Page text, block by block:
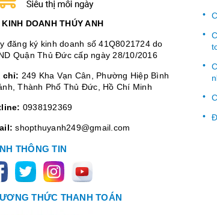
KINH DOANH THÚY ANH
đăng ký kinh doanh số 41Q8021724 do
Quận Thủ Đức cấp ngày 28/10/2016
chỉ: 249 Kha Vạn Cân, Phường Hiệp Bình
Thành Phố Thủ Đức, Hồ Chí Minh
0938192369
shopthuyanh249@gmail.com
THÔNG TIN
THỨC THANH TOÁN